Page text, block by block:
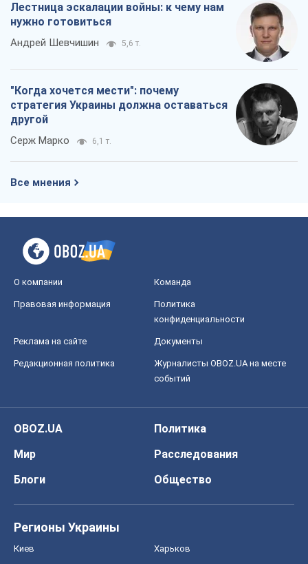
Лестница эскалации войны: к чему нам
нужно готовиться
Андрей Шевчишин 5,6 т.
"Когда хочется мести": почему
стратегия Украины должна оставаться
другой
Серж Марко 6,1 т.
Все мнения
О компании Команда
Правовая информация
Политика
конфиденциальности
Реклама на сайте Документы
Редакционная политика
Журналисты OBOZ.UA на месте
событий
OBOZ.UA
Политика
Мир
Расследования
Блоги
Общество
Регионы Украины
Киев Харьков